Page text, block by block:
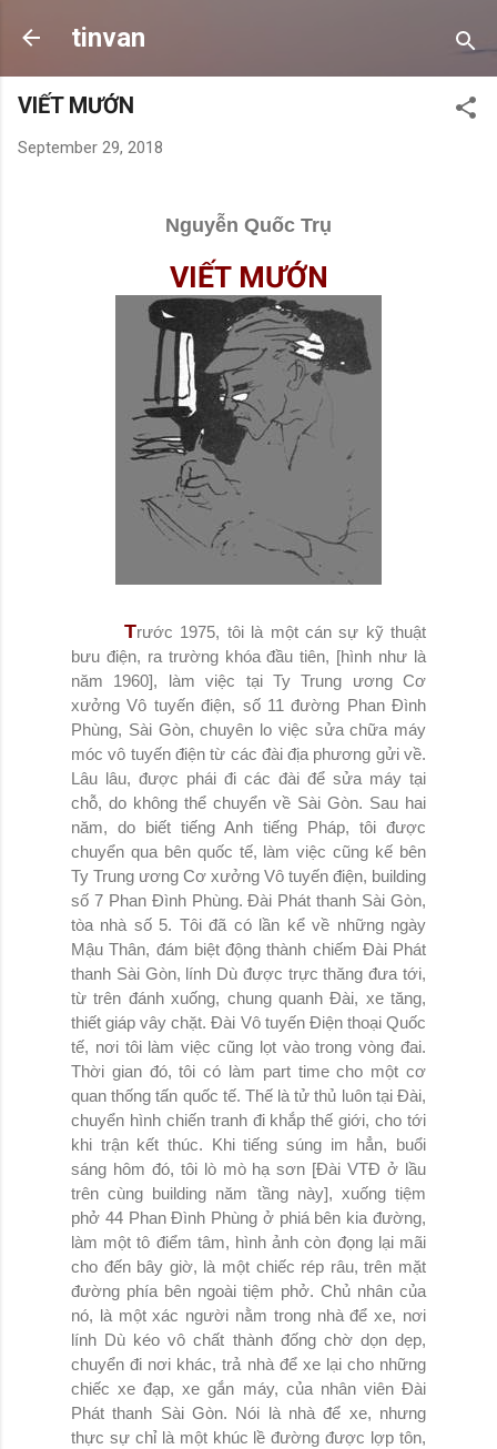
tinvan
VIẾT MƯỚN
September 29, 2018
Nguyễn Quốc Trụ
VIẾT MƯỚN
Trước 1975, tôi là một cán sự kỹ thuật
bưu điện, ra trường khóa đầu tiên, [hình như là
năm 1960], làm việc tại Ty Trung ương Cơ
xưởng Vô tuyến điện, số 11 đường Phan Đình
Phùng, Sài Gòn, chuyên lo việc sửa chữa máy
móc vô tuyến điện từ các đài địa phương gửi về.
Lâu lâu, được phái đi các đài để sửa máy tại
chỗ, do không thể chuyển về Sài Gòn. Sau hai
năm, do biết tiếng Anh tiếng Pháp, tôi được
chuyển qua bên quốc tế, làm việc cũng kế bên
Ty Trung ương Cơ xưởng Vô tuyến điện, building
số 7 Phan Đình Phùng. Đài Phát thanh Sài Gòn,
tòa nhà số 5. Tôi đã có lần kể về những ngày
Mậu Thân, đám biệt động thành chiếm Đài Phát
thanh Sài Gòn, lính Dù được trực thăng đưa tới,
từ trên đánh xuống, chung quanh Đài, xe tăng,
thiết giáp vây chặt. Đài Vô tuyến Điện thoại Quốc
tế, nơi tôi làm việc cũng lọt vào trong vòng đai.
Thời gian đó, tôi có làm part time cho một cơ
quan thống tấn quốc tế. Thế là tử thủ luôn tại Đài,
chuyển hình chiến tranh đi khắp thế giới, cho tới
khi trận kết thúc. Khi tiếng súng im hẳn, buổi
sáng hôm đó, tôi lò mò hạ sơn [Đài VTĐ ở lầu
trên cùng building năm tầng này], xuống tiệm
phở 44 Phan Đình Phùng ở phiá bên kia đường,
làm một tô điểm tâm, hình ảnh còn đọng lại mãi
cho đến bây giờ, là một chiếc rép râu, trên mặt
đường phía bên ngoài tiệm phở. Chủ nhân của
nó, là một xác người nằm trong nhà để xe, nơi
lính Dù kéo vô chất thành đống chờ dọn dẹp,
chuyển đi nơi khác, trả nhà để xe lại cho những
chiếc xe đạp, xe gắn máy, của nhân viên Đài
Phát thanh Sài Gòn. Nói là nhà để xe, nhưng
thực sự chỉ là một khúc lề đường được lợp tôn,